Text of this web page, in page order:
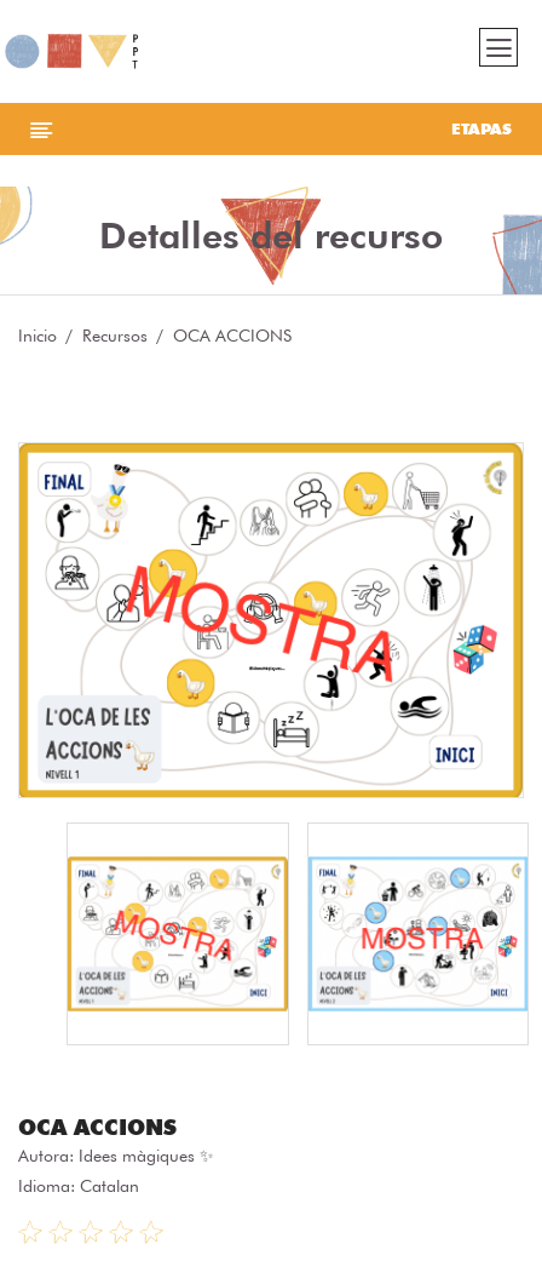
ETAPAS
Detalles del recurso
Inicio Recursos OCA ACCIONS
OCA ACCIONS
Autora: Idees màgiques ✨
Idioma: Catalan